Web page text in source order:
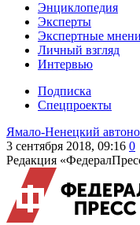
Энциклопедия
Эксперты
Экспертные
Личный взгляд
Интервью
Подписка
Спецпроекты
Ямало-Ненецкий
3 сентября 2018, 09:16 0
Редакция